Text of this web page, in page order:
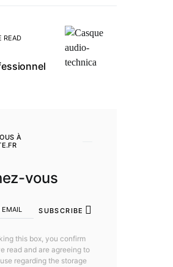
READ
À
vous
SUBSCRIBE
this box, you confirm
read and are agreeing to
regarding the storage